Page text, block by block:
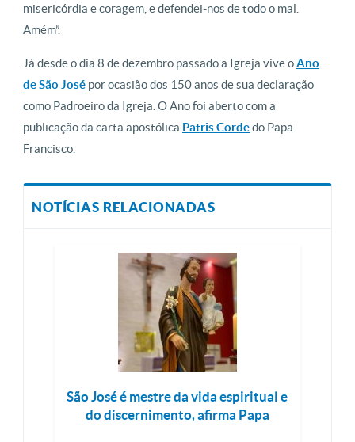
misericórdia e coragem, e defendei-nos de todo o mal.
Amém”.
Já desde o dia 8 de dezembro passado a Igreja vive oAno
de São José por ocasião dos 150 anos de sua declaração
como Padroeiro da Igreja. O Ano foi aberto com a
publicação da carta apostólica Patris Cordedo Papa
Francisco.
NOTÍCIAS RELACIONADAS
São José é mestre da vida espiritual e
do discernimento, afirma Papa